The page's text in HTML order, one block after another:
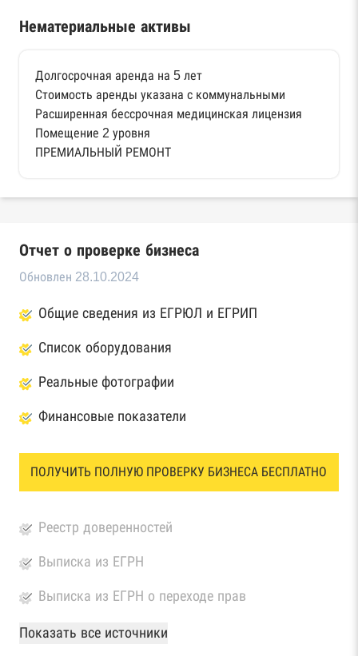
Нематериальные активы
Долгосрочная аренда на 5 лет
Стоимость аренды указана с коммунальными
Расширенная бессрочная медицинская лицензия
Помещение 2 уровня
ПРЕМИАЛЬНЫЙ РЕМОНТ
Отчет о проверке бизнеса
Обновлен 28.10.2024
Общие сведения из ЕГРЮЛ и ЕГРИП
Список оборудования
Реальные фотографии
Финансовые показатели
ПОЛУЧИТЬ ПОЛНУЮ ПРОВЕРКУ БИЗНЕСА БЕСПЛАТНО
Реестр доверенностей
Выписка из ЕГРН
Выписка из ЕГРН о переходе прав
База Росстата
Показать все источники